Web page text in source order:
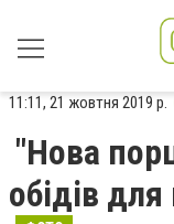
11:11, 21 жовтня 2019 р.
"Нова
обідів для